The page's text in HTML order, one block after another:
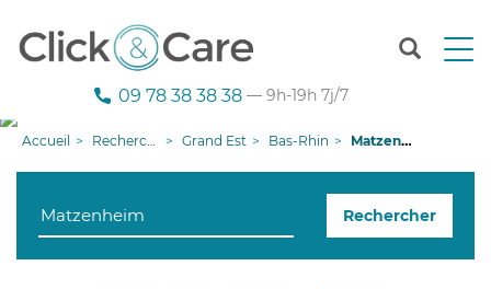
T
n
g
09 78 38 38 38 — 9h-19h 7j/7
Accueil Recherche aide à domicile Grand Est Bas-Rhin Matzenheim
Rechercher